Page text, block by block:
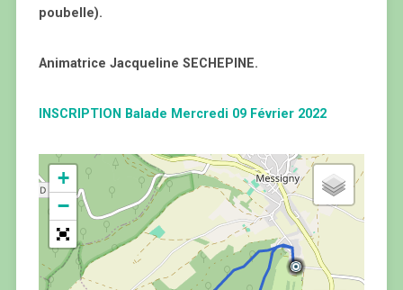
poubelle).
Animatrice Jacqueline SECHEPINE.
INSCRIPTION Balade Mercredi 09 Février 2022
+
−